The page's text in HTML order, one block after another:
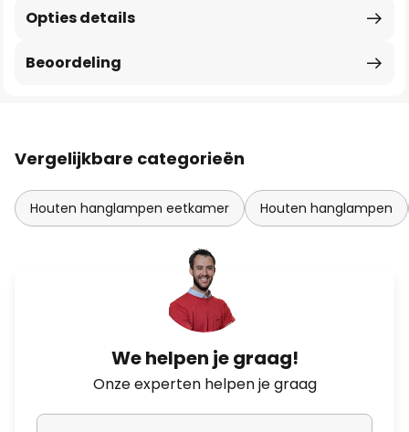
Opties details
Beoordeling
Vergelijkbare categorieën
Houten hanglampen eetkamer Houten hanglampen
We helpen je graag!
Onze experten helpen je graag